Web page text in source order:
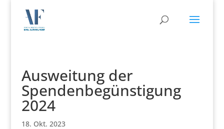
Ausweitung der
Spendenbegünstigung
2024
18. Okt. 2023